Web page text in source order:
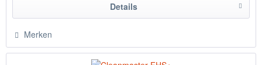
Details
Merken